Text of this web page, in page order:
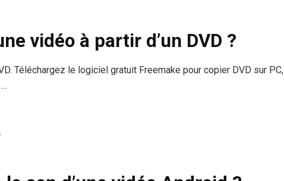
vidéo à partir d’un DVD ?
Téléchargez le logiciel gratuit Freemake pour copier DVD sur PC,